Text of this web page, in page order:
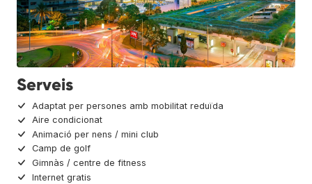
Serveis
Adaptat per persones amb mobilitat reduïda
Aire condicionat
Animació per nens / mini club
Camp de golf
Gimnàs / centre de fitness
Internet gratis